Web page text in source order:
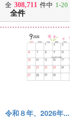
全 308,711 件中 1-20
全件
令和８年、2026年...